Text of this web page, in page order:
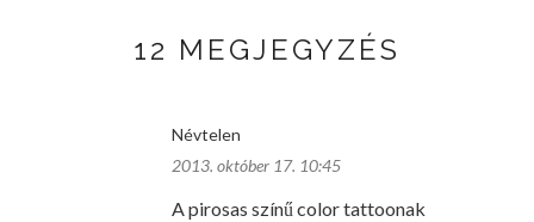
12 MEGJEGYZÉS
Névtelen
2013. október 17. 10:45
A pirosas színű color tattoonak